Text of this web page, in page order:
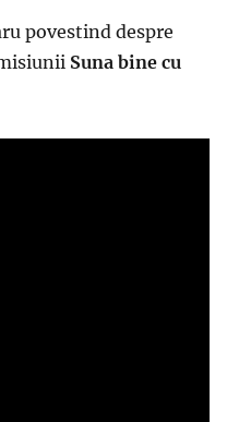
povestind despre
Suna bine cu